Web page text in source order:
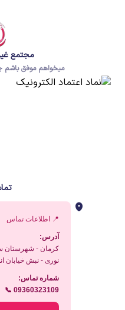
مجتمع
میخواهم موفق باشم
📍 اطلاعات تماس
آدرس:
کرمان - شهرستان
نوری - نبش خیابان
شماره تماس:
📞 09360323109